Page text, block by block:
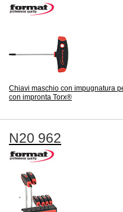
Chiavi maschio con impugnatura
con impronta Torx®
N20 962